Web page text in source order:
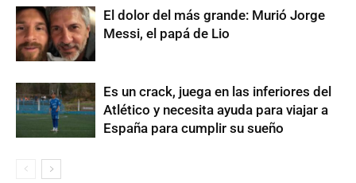
El dolor del más grande: Murió Jorge
Messi, el papá de Lio
Es un crack, juega en las inferiores del
Atlético y necesita ayuda para viajar a
España para cumplir su sueño